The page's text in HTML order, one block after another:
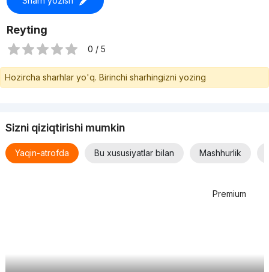
Reyting
0 / 5
Hozircha sharhlar yo'q. Birinchi sharhingizni yozing
Sizni qiziqtirishi mumkin
Yaqin-atrofda Bu xususiyatlar bilan Mashhurlik
Premium